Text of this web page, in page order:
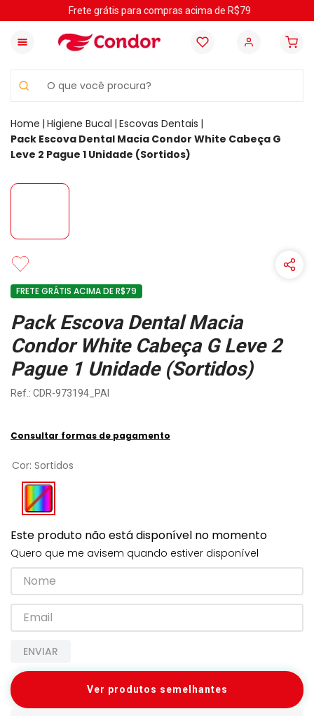
Frete grátis para compras acima de R$79
Higiene Bucal Escovas Dentais
Pack Escova Dental Macia Condor White Cabeça G
Leve 2 Pague 1 Unidade (Sortidos)
FRETE GRÁTIS ACIMA DE R$79
Pack Escova Dental Macia
Condor White Cabeça G Leve 2
Pague 1 Unidade (Sortidos)
: CDR-973194_PAI
Consultar formas de pagamento
Cor: Sortidos
Este produto não está disponível no momento
Quero que me avisem quando estiver disponível
ENVIAR
Ver produtos semelhantes